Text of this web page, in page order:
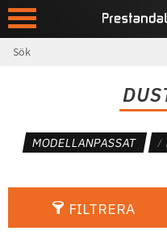
Meny
MODELLANPASSAT
FILTRERA